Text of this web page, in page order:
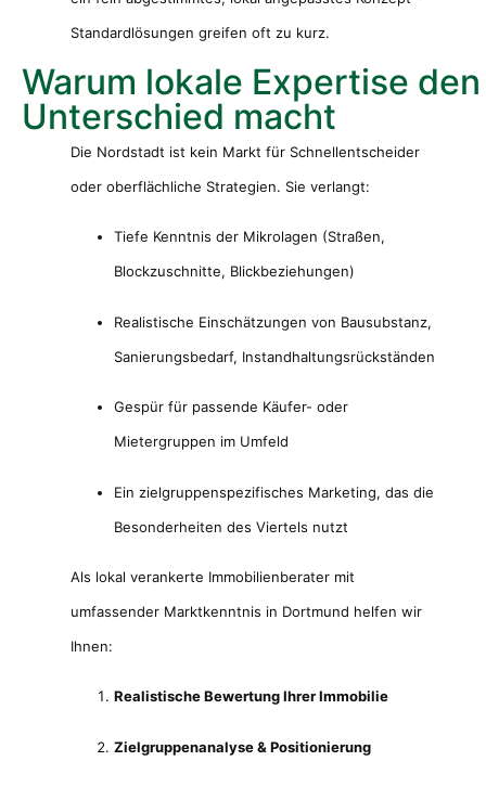
Standardlösungen greifen oft zu kurz.
Warum lokale Expertise den
Unterschied macht
Die Nordstadt ist kein Markt für Schnellentscheider
oder oberflächliche Strategien. Sie verlangt:
Tiefe Kenntnis der Mikrolagen (Straßen,
Blockzuschnitte, Blickbeziehungen)
Realistische Einschätzungen von Bausubstanz,
Sanierungsbedarf, Instandhaltungsrückständen
Gespür für passende Käufer- oder
Mietergruppen im Umfeld
Ein zielgruppenspezifisches Marketing, das die
Besonderheiten des Viertels nutzt
Als lokal verankerte Immobilienberater mit
umfassender Marktkenntnis in Dortmund helfen wir
Ihnen:
Realistische Bewertung Ihrer Immobilie
Zielgruppenanalyse & Positionierung